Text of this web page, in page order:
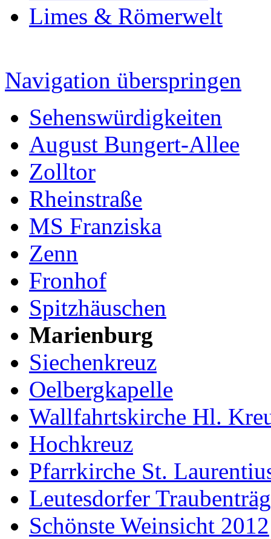
Limes & Römerwelt
Navigation überspringen
Sehenswürdigkeiten
August Bungert-Allee
Zolltor
Rheinstraße
MS Franziska
Zenn
Fronhof
Spitzhäuschen
Marienburg
Siechenkreuz
Oelbergkapelle
Wallfahrtskirche Hl.
Hochkreuz
Pfarrkirche St.
Leutesdorfer
Schönste Weinsicht 2012